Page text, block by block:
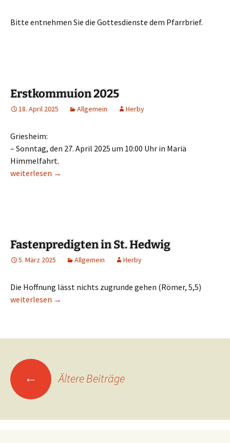
Bitte entnehmen Sie die Gottesdienste dem Pfarrbrief.
Erstkommuion 2025
18. April 2025 Allgemein Herby
Griesheim:
– Sonntag, den 27. April 2025 um 10:00 Uhr in Mariä
Himmelfahrt.
Erstkommuion 2025
weiterlesen →
Fastenpredigten in St. Hedwig
5. März 2025 Allgemein Herby
Die Hoffnung lässt nichts zugrunde gehen (Römer, 5,5)
Fastenpredigten in St. Hedwig
weiterlesen →
Beitragsnavigation
← Ältere Beiträge